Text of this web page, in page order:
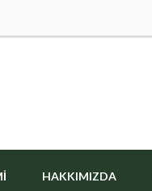
HAKKIMIZDA